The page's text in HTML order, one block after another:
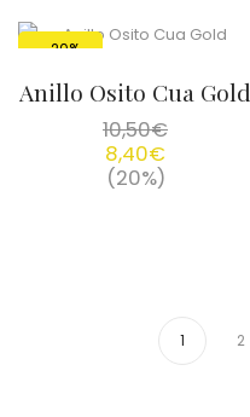
-20%
Anillo Osito Cua Gold
10,50€
8,40€
(20%)
1 2